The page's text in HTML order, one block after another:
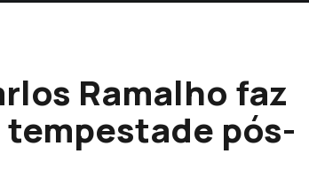
Ramalho faz
pós-